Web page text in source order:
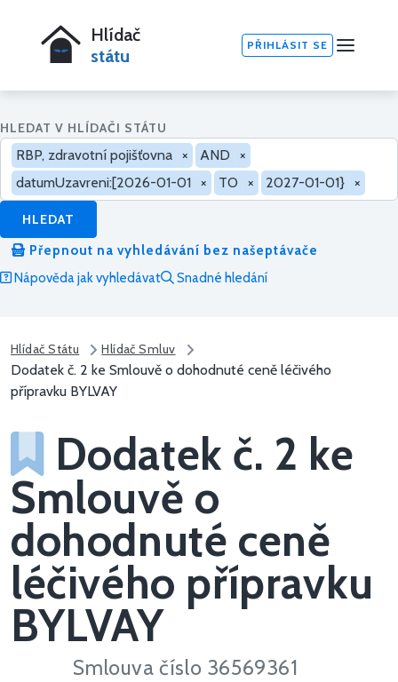
Hlídač
státu
PŘIHLÁSIT SE
HLEDAT V HLÍDAČI STÁTU
RBP, zdravotní pojišťovna × AND
×
datumUzavreni:[2026-01-01 × TO × 2027-01-01} ×
HLEDAT
Přepnout na vyhledávání bez našeptávače
Nápověda jak vyhledávat
Snadné hledání
Hlídač Státu Hlídač Smluv
Dodatek č. 2 ke Smlouvě o dohodnuté ceně léčivého
přípravku BYLVAY
Dodatek č. 2 ke
Smlouvě o
dohodnuté ceně
léčivého přípravku
BYLVAY
Smlouva číslo 36569361